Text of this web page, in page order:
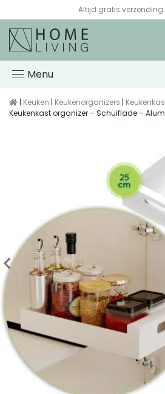
Voor 15:00 besteld, de
Menu
| Keuken | Keukenorganizers |
Keukenkast organizer – Schuiflade –